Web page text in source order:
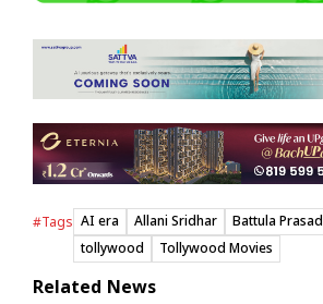
#Tags AI era Allani Sridhar Battula Prasad
tollywood
Tollywood Movies
Related News